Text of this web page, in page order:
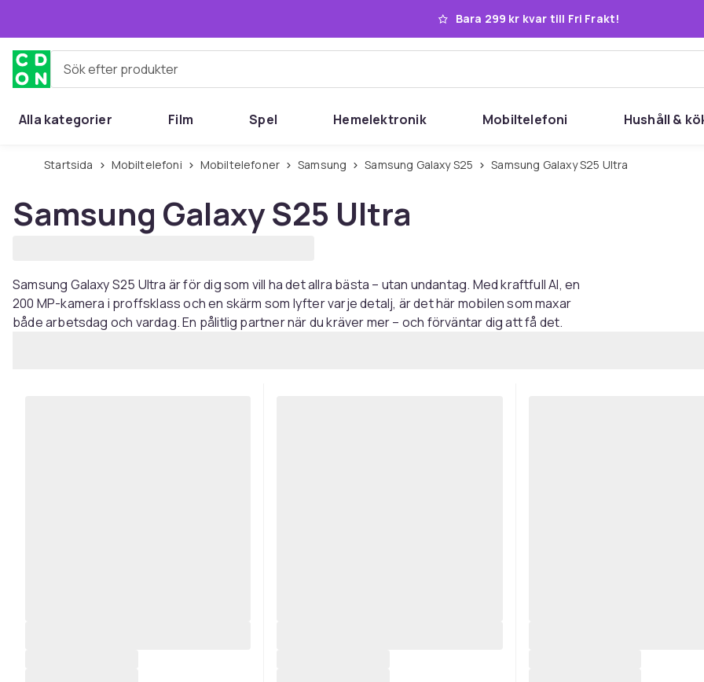
Bara 299 kr kvar till Fri Frakt!
Sök efter produkter
Alla kategorier Film Spel Hemelektronik Mobiltelefoni Hushåll &
Startsida Mobiltelefoni Mobiltelefoner Samsung Samsung Galaxy S25 Samsung Galaxy S25 Ultra
Samsung Galaxy S25 Ultra
Samsung Galaxy S25 Ultra är för dig som vill ha det allra bästa – utan undantag. Med kraftfull AI, en
200 MP-kamera i proffsklass och en skärm som lyfter varje detalj, är det här mobilen som maxar
både arbetsdag och vardag. En pålitlig partner när du kräver mer – och förväntar dig att få det.